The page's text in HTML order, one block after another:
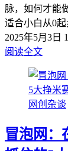
脉，如何才能
适合小白从0
2025年5月3日
阅读全文
网创杂谈
冒泡网：